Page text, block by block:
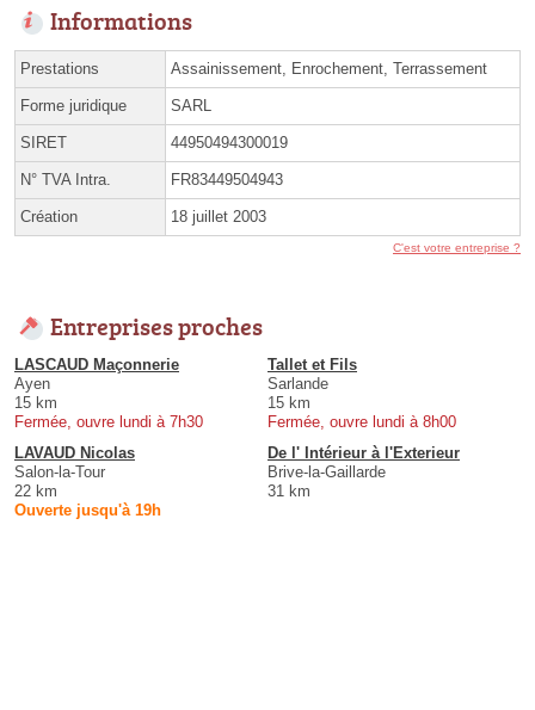
Informations
Prestations Assainissement, Enrochement, Terrassement
Forme juridique SARL
SIRET 44950494300019
N° TVA Intra. FR83449504943
Création 18 juillet 2003
C'est votre entreprise ?
Entreprises proches
LASCAUD Maçonnerie
Ayen
15 km
Fermée, ouvre lundi à 7h30
Tallet et Fils
Sarlande
15 km
Fermée, ouvre lundi à 8h00
LAVAUD Nicolas
Salon-la-Tour
22 km
Ouverte jusqu'à 19h
De l' Intérieur à l'Exterieur
Brive-la-Gaillarde
31 km